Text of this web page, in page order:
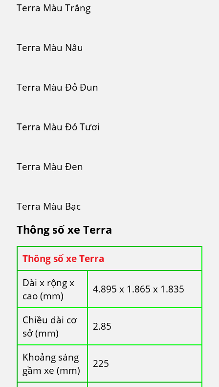
Terra Màu Trắng
Terra Màu Nâu
Terra Màu Đỏ Đun
Terra Màu Đỏ Tươi
Terra Màu Đen
Terra Màu Bạc
Thông số xe Terra
Thông số xe Terra
Dài x rộng x
cao (mm)
4.895 x 1.865 x 1.835
Chiều dài cơ
sở (mm)
2.85
Khoảng sáng
gầm xe (mm)
225